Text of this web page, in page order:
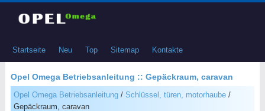
Startseite Neu Top Sitemap Kontakte
Opel Omega Betriebsanleitung :: Gepäckraum, caravan
Opel Omega Betriebsanleitung/ Schlüssel, türen, motorhaube/
Gepäckraum, caravan